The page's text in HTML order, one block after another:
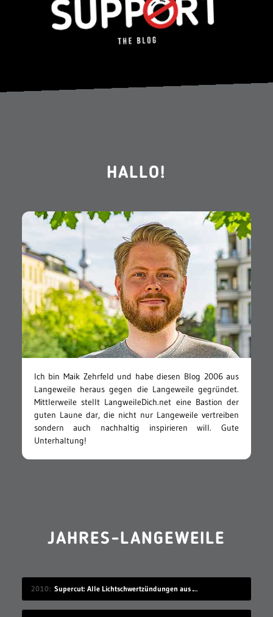
HALLO!
Ich bin Maik Zehrfeld und habe diesen Blog 2006 aus
Langeweile heraus gegen die Langeweile gegründet.
Mittlerweile stellt LangweileDich.net eine Bastion der
guten Laune dar, die nicht nur Langeweile vertreiben
sondern auch nachhaltig inspirieren will. Gute
Unterhaltung!
JAHRES-LANGEWEILE
2010 Supercut: Alle Lichtschwertzündungen aus Star Wars